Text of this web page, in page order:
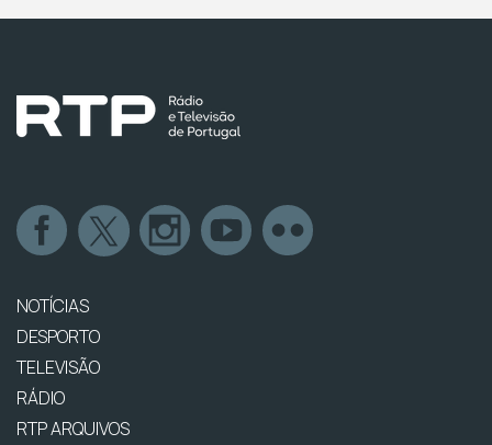
NOTÍCIAS
DESPORTO
TELEVISÃO
RÁDIO
RTP ARQUIVOS